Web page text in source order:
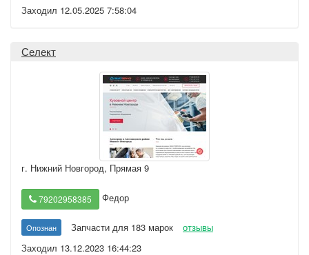
Заходил 12.05.2025 7:58:04
Селект
г. Нижний Новгород, Прямая 9
79202958385 Федор
Опознан Запчасти для 183 марок
отзывы
Заходил 13.12.2023 16:44:23